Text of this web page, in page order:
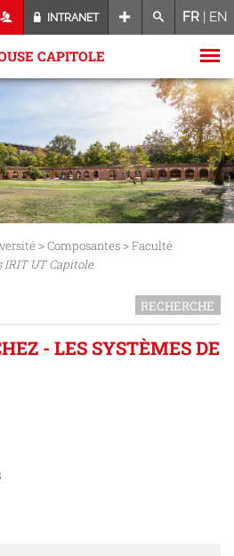
INTRANET FR | EN
CAPITOLE
>Composantes >Faculté
IRIT UT Capitole
RECHERCHE
- LES SYSTÈMES DE